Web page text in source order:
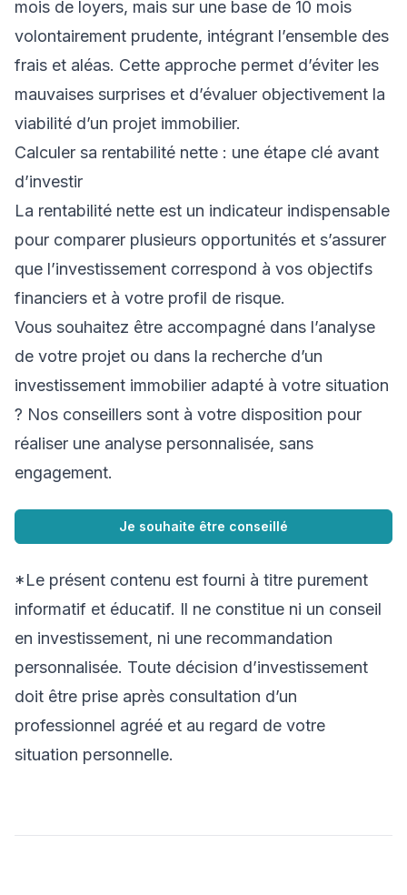
mois de loyers, mais sur une base de 10 mois
volontairement prudente, intégrant l’ensemble des
frais et aléas. Cette approche permet d’éviter les
mauvaises surprises et d’évaluer objectivement la
viabilité d’un projet immobilier.
Calculer sa rentabilité nette : une étape clé avant
d’investir
La rentabilité nette est un indicateur indispensable
pour comparer plusieurs opportunités et s’assurer
que l’investissement correspond à vos objectifs
financiers et à votre profil de risque.
Vous souhaitez être accompagné dans l’analyse
de votre projet ou dans la recherche d’un
investissement immobilier adapté à votre situation
? Nos conseillers sont à votre disposition pour
réaliser une analyse personnalisée, sans
engagement.
Je souhaite être conseillé
*Le présent contenu est fourni à titre purement
informatif et éducatif. Il ne constitue ni un conseil
en investissement, ni une recommandation
personnalisée. Toute décision d’investissement
doit être prise après consultation d’un
professionnel agréé et au regard de votre
situation personnelle.